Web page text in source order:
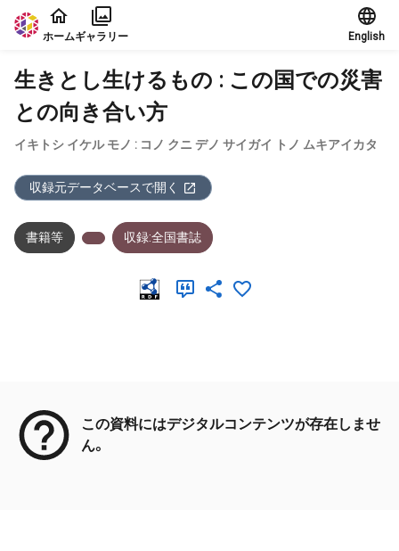
本文に飛ぶ
ホームギャラリー English
生きとし生けるもの : この国での災害
との向き合い方
イキトシ イケル モノ : コノ クニ デノ サイガイ トノ ムキアイカタ
収録元データベースで開く
書籍等 収録:全国書誌
この資料にはデジタルコンテンツが存在しませ
ん。